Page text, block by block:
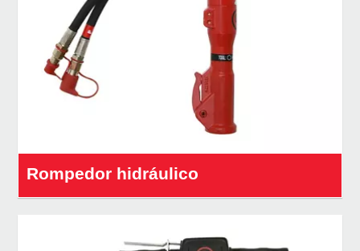
Rompedor hidráulico